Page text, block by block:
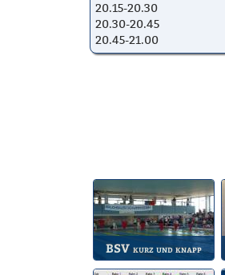
20.15-20.30
20.30-20.45
20.45-21.00
BSV kurz und knapp
Die wichtigsten Infos